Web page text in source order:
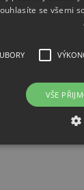
omezenou
předem
letu.
let by byl
přepravci.
se všemi
VŠE